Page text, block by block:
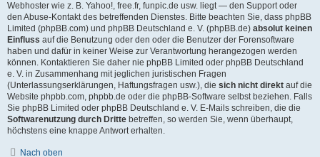
Webhoster wie z. B. Yahoo!, free.fr, funpic.de usw. liegt — den Support oder
den Abuse-Kontakt des betreffenden Dienstes. Bitte beachten Sie, dass phpBB
Limited (phpBB.com) und phpBB Deutschland e. V. (phpBB.de) absolut keinen
Einfluss auf die Benutzung oder den oder die Benutzer der Forensoftware
haben und dafür in keiner Weise zur Verantwortung herangezogen werden
können. Kontaktieren Sie daher nie phpBB Limited oder phpBB Deutschland
e. V. in Zusammenhang mit jeglichen juristischen Fragen
(Unterlassungserklärungen, Haftungsfragen usw.), die sich nicht direkt auf die
Website phpbb.com, phpbb.de oder die phpBB-Software selbst beziehen. Falls
Sie phpBB Limited oder phpBB Deutschland e. V. E-Mails schreiben, die die
Softwarenutzung durch Dritte betreffen, so werden Sie, wenn überhaupt,
höchstens eine knappe Antwort erhalten.
Nach oben